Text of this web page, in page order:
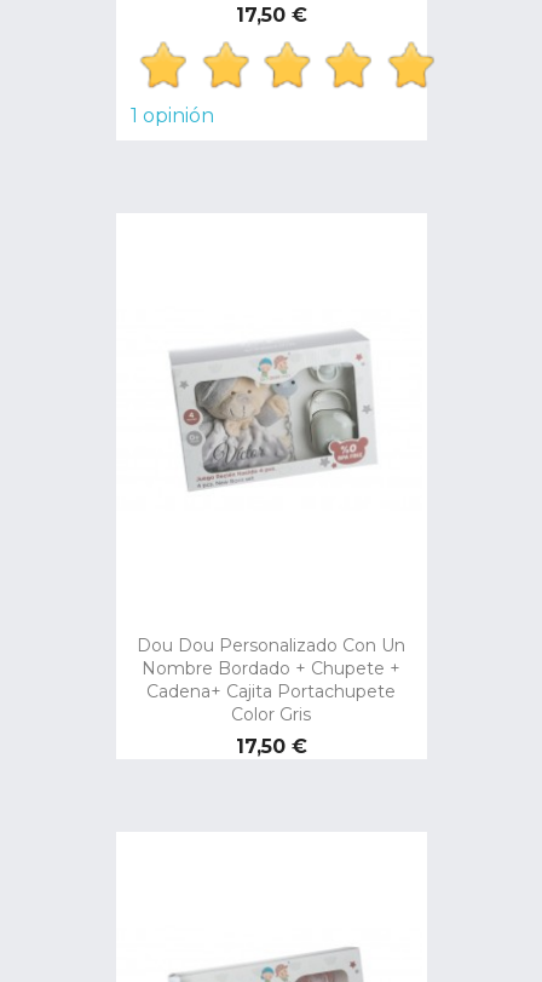
Precio
17,50 €
1 opinión
Dou Dou Personalizado Con Un
Nombre Bordado + Chupete +
Cadena+ Cajita Portachupete
Color Gris
Precio
17,50 €